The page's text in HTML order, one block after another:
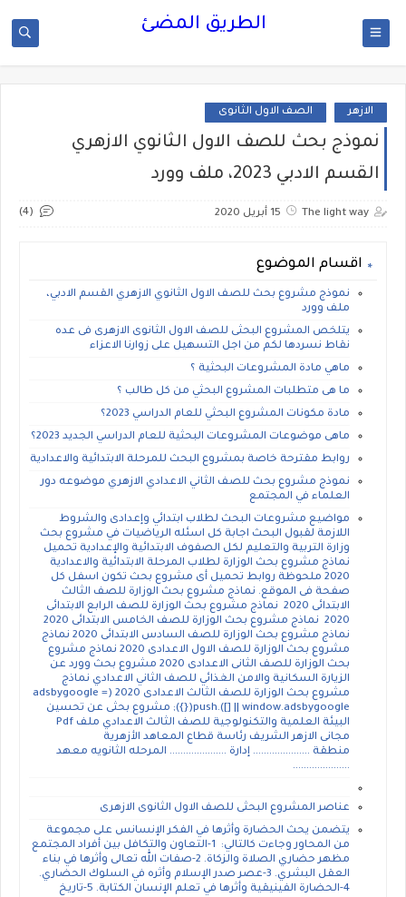
الطريق المضئ
الازهر الصف الاول الثانوى
نموذج بحث للصف الاول الثانوي الازهري
القسم الادبي 2023، ملف وورد
The light way 15 أبريل 2020 (4)
اقسام الموضوع
نموذج مشروع بحث للصف الاول الثانوي الازهري القسم الادبي،
ملف وورد
يتلخص المشروع البحثى للصف الاول الثانوى الازهرى فى عده
نقاط نسردها لكم من اجل التسهيل على زوارنا الاعزاء
ماهي مادة المشروعات البحثية ؟
ما هى متطلبات المشروع البحثي من كل طالب ؟
مادة مكونات المشروع البحثي للعام الدراسي 2023؟
ماهى موضوعات المشروعات البحثية للعام الدراسي الجديد 2023؟
روابط مقترحة خاصة بمشروع البحث للمرحلة الابتدائية والاعدادية
نموذج مشروع بحث للصف الثاني الاعدادي الازهري موضوعه دور
العلماء في المجتمع
مواضيع مشروعات البحث لطلاب ابتدائي وإعدادى والشروط
اللازمة لقبول البحث اجابة كل اسئله الرياضيات في مشروع بحث
وزارة التربية والتعليم لكل الصفوف الابتدائية والإعدادية تحميل
نماذج مشروع بحث الوزارة لطلاب المرحلة الابتدائية والاعدادية
2020 ملحوظة روابط تحميل أى مشروع بحث تكون اسفل كل
صفحة فى الموقع. نماذج مشروع بحث الوزارة للصف الثالث
الابتدائى 2020 نماذج مشروع بحث الوزارة للصف الرابع الابتدائى
2020 نماذج مشروع بحث الوزارة للصف الخامس الابتدائى 2020
نماذج مشروع بحث الوزارة للصف السادس الابتدائى 2020 نماذج
مشروع بحث الوزارة للصف الاول الاعدادى 2020 نماذج مشروع
بحث الوزارة للصف الثانى الاعدادى 2020 مشروع بحث وورد عن
الزيارة السكانية والامن الغذائي للصف الثاني الاعدادي نماذج
مشروع بحث الوزارة للصف الثالث الاعدادى 2020 (adsbygoogle =
window.adsbygoogle || []).push({}); مشروع بحثى عن تحسين
البيئة العلمية والتكنولوجية للصف الثالث الاعدادي ملف Pdf
مجانى الازهر الشريف رئاسة قطاع المعاهد الأزهرية
منطقة ..................... إدارة ..................... المرحله الثانويه معهد
.....................
عناصر المشروع البحثى للصف الاول الثانوى الازهرى
يتضمن يحث الحضارة وأثرها في الفكر الإنسانس على مجموعة
من المحاور وجاءت كالتالي: 1-التعاون والتكافل بين أفراد المجتمع
مظهر حضاري الصلاة والزكاة. 2-صفات الله تعالى وأثرها في بناء
العقل البشري. 3-عصر صدر الإسلام وأثره في السلوك الحضاري.
4-الحضارة الفينيقية وأثرها في تعلم الإنسان الكتابة. 5-تاريخ